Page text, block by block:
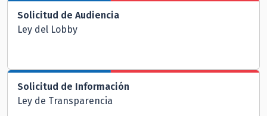
Solicitud de Audiencia
Ley del Lobby
Solicitud de Información
Ley de Transparencia